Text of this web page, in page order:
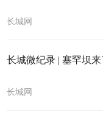
长城网
长城微纪录 | 塞罕坝
长城网